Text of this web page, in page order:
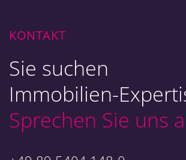
KONTAKT
Sie suchen
Immobilien-
Sprechen Sie uns